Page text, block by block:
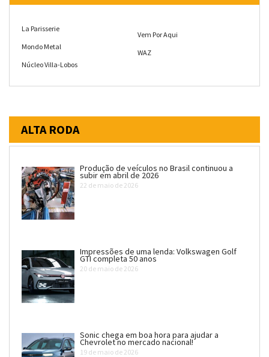
La Parisserie
Mondo Metal
Núcleo Villa-Lobos
Vem Por Aqui
WAZ
ALTA RODA
Produção de veículos no Brasil continuou a
subir em abril de 2026
22 de maio de 2026
Impressões de uma lenda: Volkswagen Golf
GTI completa 50 anos
20 de maio de 2026
Sonic chega em boa hora para ajudar a
Chevrolet no mercado nacional!
19 de maio de 2026